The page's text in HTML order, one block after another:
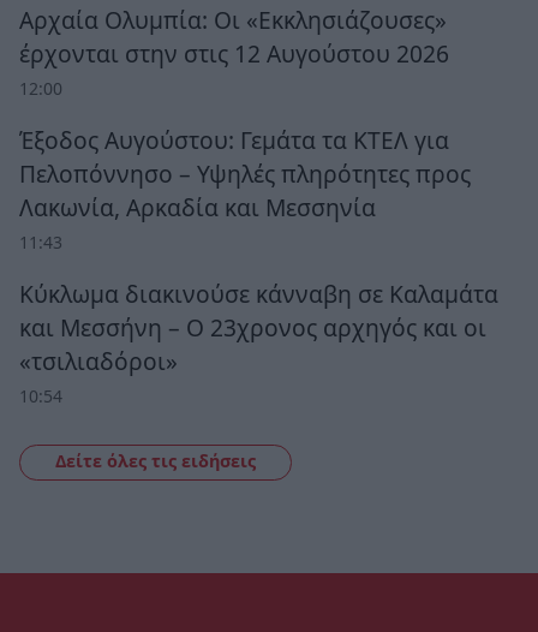
Αρχαία Ολυμπία: Οι «Εκκλησιάζουσες»
έρχονται στην στις 12 Αυγούστου 2026
12:00
Έξοδος Αυγούστου: Γεμάτα τα ΚΤΕΛ για
Πελοπόννησο – Υψηλές πληρότητες προς
Λακωνία, Αρκαδία και Μεσσηνία
11:43
Κύκλωμα διακινούσε κάνναβη σε Καλαμάτα
και Μεσσήνη – Ο 23χρονος αρχηγός και οι
«τσιλιαδόροι»
10:54
Δείτε όλες τις ειδήσεις